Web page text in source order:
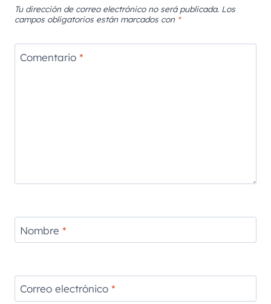
Tu dirección de correo electrónico no será publicada. Los
campos obligatorios están marcados con *
Comentario *
Nombre *
Correo electrónico *